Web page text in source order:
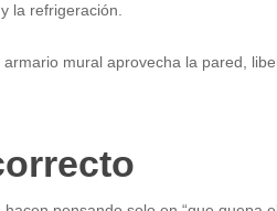
la refrigeración.
mural aprovecha la pared,